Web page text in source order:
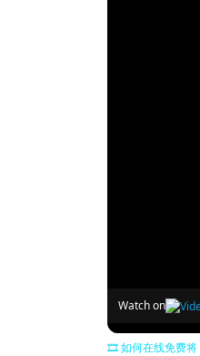
Watch on
🎞️ 如何在线免费将